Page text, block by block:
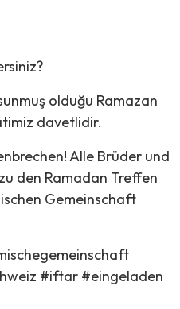
olduğu Ramazan
davetlidir.
Alle Brüder und
den Ramadan Treffen
Gemeinschaft
#iftar #eingeladen